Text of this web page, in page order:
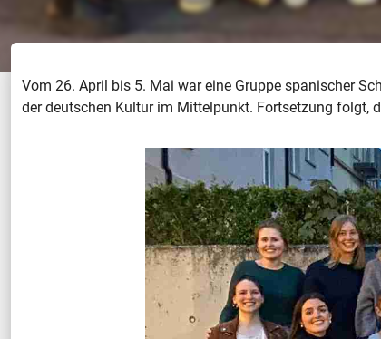
Vom 26. April bis 5. Mai war eine Gruppe spanischer
der deutschen Kultur im Mittelpunkt. Fortsetzung folgt,